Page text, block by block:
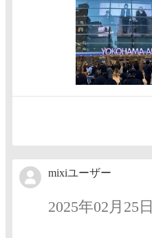
mixiユーザー
2025年02月25日